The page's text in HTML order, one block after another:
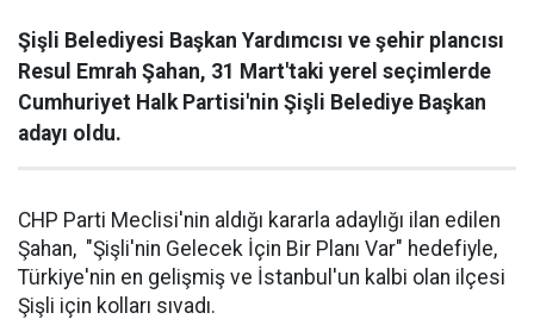
Şişli Belediyesi Başkan Yardımcısı ve şehir plancısı
Resul Emrah Şahan, 31 Mart'taki yerel seçimlerde
Cumhuriyet Halk Partisi'nin Şişli Belediye Başkan
adayı oldu.
CHP Parti Meclisi'nin aldığı kararla adaylığı ilan edilen
Şahan, "Şişli'nin Gelecek İçin Bir Planı Var" hedefiyle,
Türkiye'nin en gelişmiş ve İstanbul'un kalbi olan ilçesi
Şişli için kolları sıvadı.